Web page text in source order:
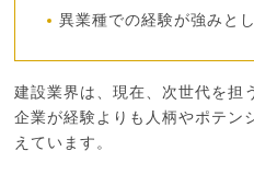
異業種での経験が強みと
建設業界は、現在、次世代を担
企業が経験よりも人柄やポテン
えています。